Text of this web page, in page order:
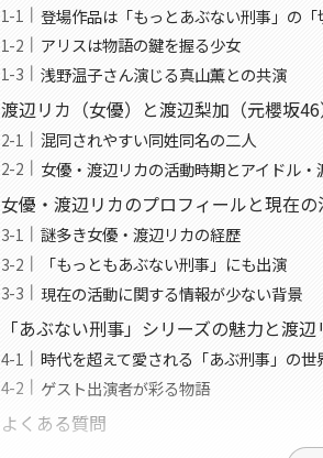
登場作品は「もっとあぶない刑事」の「
アリスは物語の鍵を握る少女
浅野温子さん演じる真山薫との共演
渡辺リカ（女優）と渡辺梨加（元櫻坂46
混同されやすい同姓同名の二人
女優・渡辺リカの活動時期とアイドル
女優・渡辺リカのプロフィールと現在の
謎多き女優・渡辺リカの経歴
「もっともあぶない刑事」にも出演
現在の活動に関する情報が少ない背景
「あぶない刑事」シリーズの魅力と渡
時代を超えて愛される「あぶ刑事」の世
ゲスト出演者が彩る物語
よくある質問